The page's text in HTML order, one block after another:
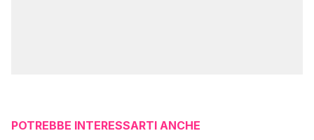
POTREBBE INTERESSARTI ANCHE